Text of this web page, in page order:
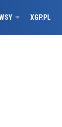
XGP.PL